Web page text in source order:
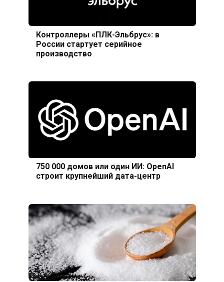
Контроллеры «ПЛК-Эльбрус»: в
России стартует серийное
производство
750 000 домов или один ИИ: OpenAI
строит крупнейший дата-центр